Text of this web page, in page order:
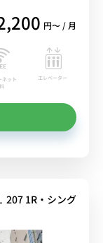
円〜 / 月
ネット
エレベーター
207 1R・シング